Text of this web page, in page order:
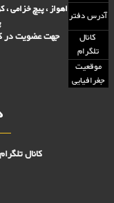
آدرس دفتراهواز ، پیچ خزامی
کانال
تلگرام
جهت عضویت در
موقعیت
جغرافیایی
کانال